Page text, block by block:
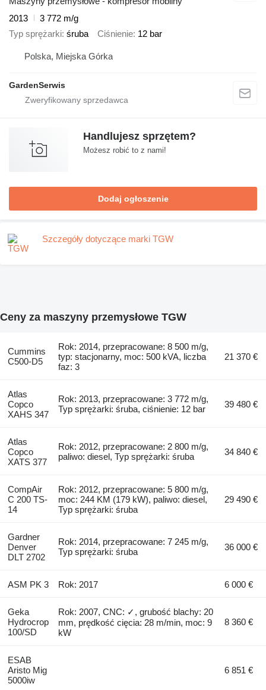
2013
3 772 m/g
Typ sprężarki śruba Ciśnienie 12 bar
Polska, Miejska Górka
GardenSerwis
Handlujesz sprzętem?
Możesz robić to z nami!
Dodaj ogłoszenie
Szczegóły dotyczące marki TGW
Ceny za maszyny przemysłowe TGW
Cummins
C500-D5
Rok: 2014, przepracowane: 8 500 m/g,
typ: stacjonarny, moc: 500 kVA, liczba
faz: 3
21 370 €
Atlas
Copco
XAHS 347
Rok: 2013, przepracowane: 3 772 m/g,
Typ sprężarki: śruba, ciśnienie: 12 bar
39 480 €
Atlas
Copco
XATS 377
Rok: 2012, przepracowane: 2 800 m/g,
paliwo: diesel, Typ sprężarki: śruba
34 840 €
CompAir
C 200 TS-
14
Rok: 2012, przepracowane: 5 800 m/g,
moc: 244 KM (179 kW), paliwo: diesel,
Typ sprężarki: śruba
29 490 €
Gardner
Denver
DLT 2702
Rok: 2014, przepracowane: 7 245 m/g,
Typ sprężarki: śruba
36 000 €
ASM PK 3 Rok: 2017 6 000 €
Geka
Hydrocrop
100/SD
Rok: 2007, CNC: ✓, grubość blachy: 20
mm, prędkość cięcia: 28 m/min, moc: 9
kW
8 360 €
ESAB
Aristo Mig
5000iw
6 851 €